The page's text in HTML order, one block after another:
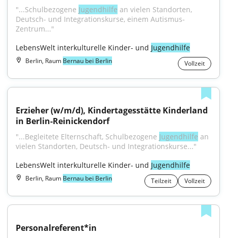
"...Schulbezogene Jugendhilfe an vielen Standorten,
Deutsch- und Integrationskurse, einem Autismus-
Zentrum..."
LebensWelt interkulturelle Kinder- und Jugendhilfe
Berlin, Raum Bernau bei Berlin Vollzeit
Erzieher (w/m/d), Kindertagesstätte Kinderland
in Berlin-Reinickendorf
"...Begleitete Elternschaft, Schulbezogene Jugendhilfe an
vielen Standorten, Deutsch- und Integrationskurse..."
LebensWelt interkulturelle Kinder- und Jugendhilfe
Berlin, Raum Bernau bei Berlin Teilzeit Vollzeit
Personalreferent*in